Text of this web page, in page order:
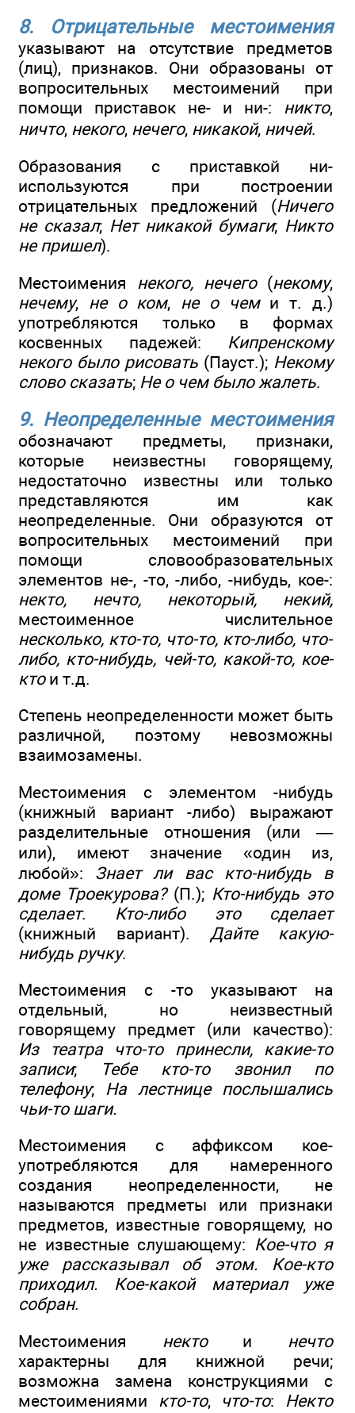
8. Отрицательные местоимения
указывают на отсутствие предметов
(лиц), признаков. Они образованы от
вопросительных местоимений при
помощи приставок не- и ни-: никто,
ничто, некого, нечего, никакой, ничей.
Образования с приставкой ни-
используются при построении
отрицательных предложений (Ничего
не сказал; Нет никакой бумаги; Никто
не пришел).
Местоимения некого, нечего(некому,
нечему, не о ком, не о чеми т. д.)
употребляются только в формах
косвенных падежей: Кипренскому
некого было рисовать (Пауст.); Некому
слово сказать; Не о чем было жалеть.
9. Неопределенные местоимения
обозначают предметы, признаки,
которые неизвестны говорящему,
недостаточно известны или только
представляются им как
неопределенные. Они образуются от
вопросительных местоимений при
помощи словообразовательных
элементов не-, -то, -либо, -нибудь, кое-:
некто, нечто, некоторый, некий,
местоименное числительное
несколько, кто-то, что-то, кто-либо, что-
либо, кто-нибудь, чей-то, какой-то, кое-
ктои т.д.
Степень неопределенности может быть
различной, поэтому невозможны
взаимозамены.
Местоимения с элементом -нибудь
(книжный вариант -либо) выражают
разделительные отношения (или —
или), имеют значение «один из,
любой»: Знает ли вас кто-нибудь в
доме Троекурова? (П.); Кто-нибудь это
сделает. Кто-либо это сделает
(книжный вариант).Дайте какую-
нибудь ручку.
Местоимения с -то указывают на
отдельный, но неизвестный
говорящему предмет (или качество):
Из театра что-то принесли, какие-то
записи;
Тебе кто-то звонил по
телефону; На лестнице послышались
чьи-то шаги.
Местоимения с аффиксом кое-
употребляются для намеренного
создания неопределенности, не
называются предметы или признаки
предметов, известные говорящему, но
не известные слушающему: Кое-что я
уже рассказывал об этом. Кое-кто
приходил. Кое-какой материал уже
собран.
Местоимения нектои нечто
характерны для книжной речи;
возможна замена конструкциями с
местоимениями кто-то, что-то: Некто